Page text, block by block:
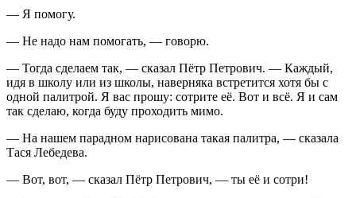
— Я помогу.
— Не надо нам помогать, — говорю.
— Тогда сделаем так, — сказал Пётр Петрович. — Каждый,
идя в школу или из школы, наверняка встретится хотя бы с
одной палитрой. Я вас прошу: сотрите её. Вот и всё. Я и сам
так сделаю, когда буду проходить мимо.
— На нашем парадном нарисована такая палитра, — сказала
Тася Лебедева.
— Вот, вот, — сказал Пётр Петрович, — ты её и сотри!